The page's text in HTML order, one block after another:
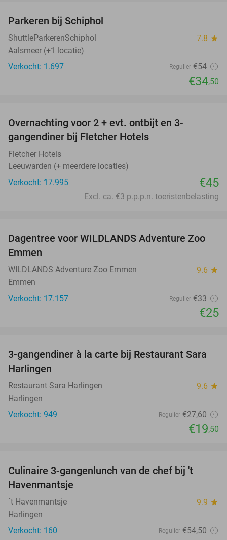
Parkeren bij Schiphol
ShuttleParkerenSchiphol 7.8 star
Aalsmeer (+1 locatie)
Verkocht: 1.697
Regulier €54
€34,50
Overnachting voor 2 + evt. ontbijt en 3-
gangendiner bij Fletcher Hotels
Fletcher Hotels
Leeuwarden (+ meerdere locaties)
Verkocht: 17.995
€45
Excl. ca. €3 p.p.p.n. toeristenbelasting
24%
Dagentree voor WILDLANDS Adventure Zoo
Emmen
WILDLANDS Adventure Zoo Emmen 9.6 star
Emmen
Verkocht: 17.157
Regulier €33
€25
29%
3-gangendiner à la carte bij Restaurant Sara
Harlingen
Restaurant Sara Harlingen 9.6 star
Harlingen
Verkocht: 949
Regulier €27,60
€19,50
Culinaire 3-gangenlunch van de chef bij 't
Havenmantsje
´t Havenmantsje 9.9 star
Harlingen
Verkocht: 160
Regulier €54,50